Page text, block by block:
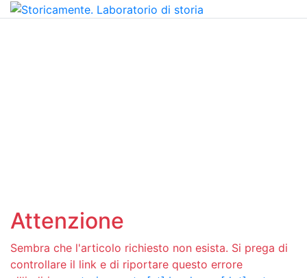
Attenzione
Sembra che l'articolo richiesto non esista. Si prega di
controllare il link e di riportare questo errore